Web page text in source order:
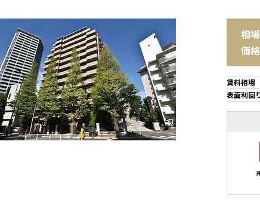
相場
価格
賃料相場
表面利回